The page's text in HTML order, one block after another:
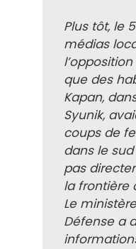
Plus tôt, le
médias
que des
Kapan,
Syunik,
coups de
dans le
pas
la frontière
Le
Défense a